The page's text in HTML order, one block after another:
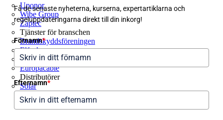
Uponor
Wibe Group
Zaptec
Tjänster för branschen
Brandskyddsföreningen
Elfack
Elmässan
Europacable
Distributörer
Solar
Få de senaste nyheterna, kurserna, expertartiklarna och
regeluppdateringarna direkt till din inkorg!
Förnamn*
Efternamn*